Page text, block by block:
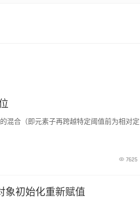
混合（即元素子再跨越特定阈值前为相对定
 7625
象初始化重新赋值